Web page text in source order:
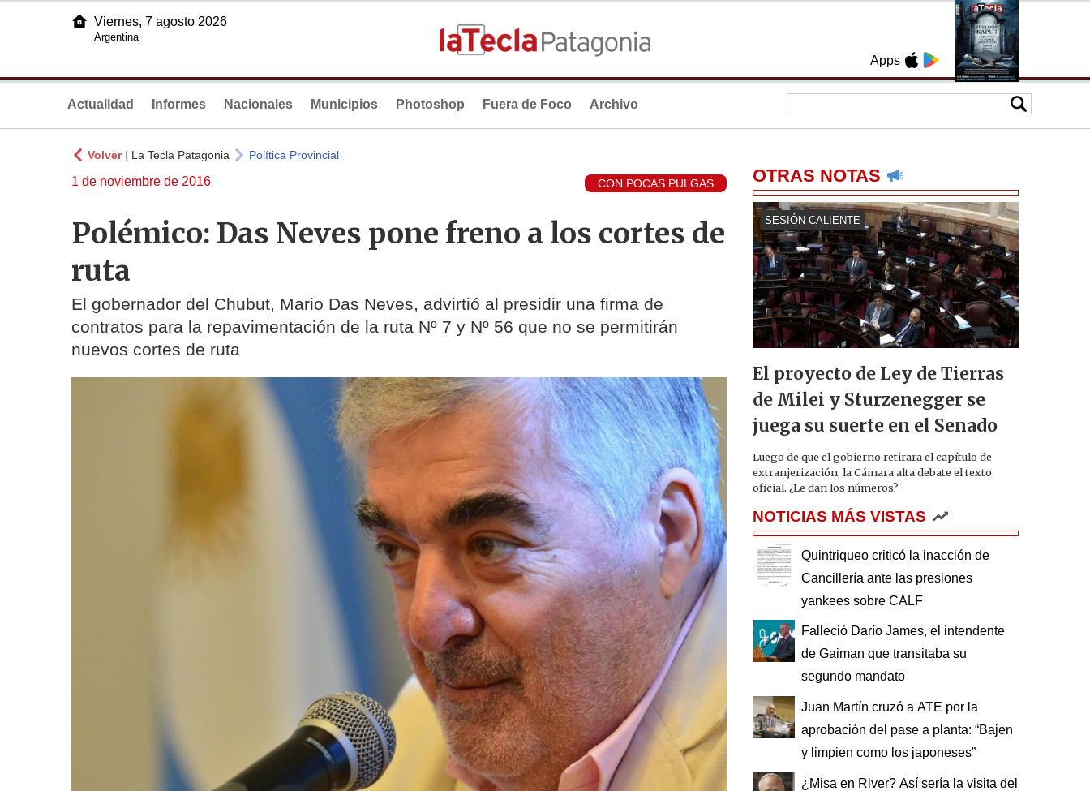
Apps
Viernes, 7 agosto 2026
Argentina
Actualidad Informes Nacionales Municipios Photoshop Fuera de Foco Archivo
Volver| La Tecla Patagonia Política Provincial
1 de noviembre de 2016 CON POCAS PULGAS
Polémico: Das Neves pone freno a los cortes de
ruta
El gobernador del Chubut, Mario Das Neves, advirtió al presidir una firma de
contratos para la repavimentación de la ruta Nº 7 y Nº 56 que no se permitirán
nuevos cortes de ruta
OTRAS NOTAS
SESIÓN CALIENTE
El proyecto de Ley de Tierras
de Milei y Sturzenegger se
juega su suerte en el Senado
Luego de que el gobierno retirara el capítulo de
extranjerización, la Cámara alta debate el texto
oficial. ¿Le dan los números?
NOTICIAS MÁS VISTAS
Quintriqueo criticó la inacción de
Cancillería ante las presiones
yankees sobre CALF
Falleció Darío James, el intendente
de Gaiman que transitaba su
segundo mandato
Juan Martín cruzó a ATE por la
aprobación del pase a planta: “Bajen
y limpien como los japoneses”
¿Misa en River? Así sería la visita del